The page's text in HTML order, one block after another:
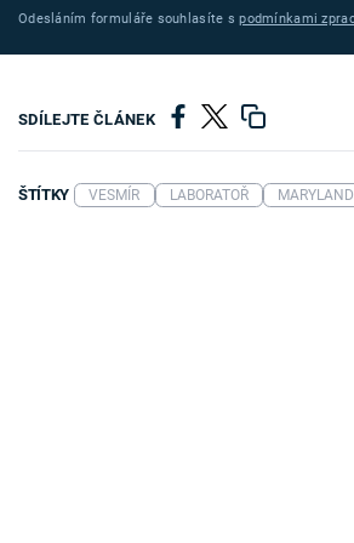
Odesláním formuláře souhlasíte spodmínkami
SDÍLEJTE ČLÁNEK
ŠTÍTKY VESMÍR LABORATOŘ MARYLAND